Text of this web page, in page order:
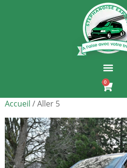
0
Accueil / Aller 5